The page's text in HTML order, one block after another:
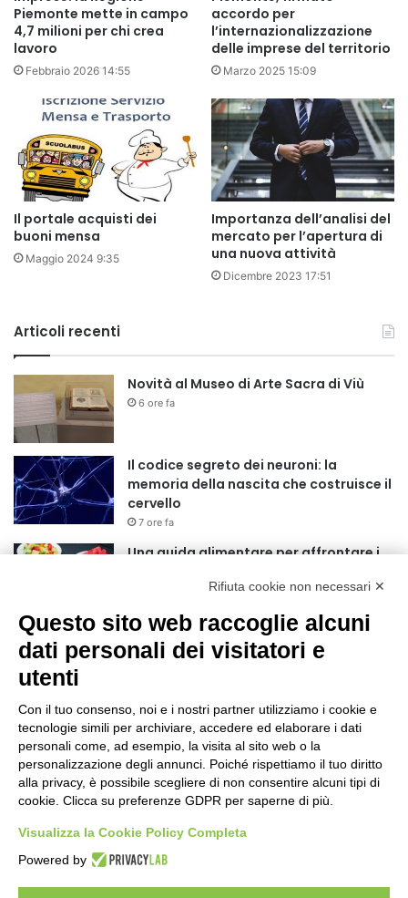
Piemonte mette in campo
4,7 milioni per chi crea
lavoro
Febbraio 2026 14:55
accordo per
l’internazionalizzazione
delle imprese del territorio
Marzo 2025 15:09
Il portale acquisti dei
buoni mensa
Maggio 2024 9:35
Importanza dell’analisi del
mercato per l’apertura di
una nuova attività
Dicembre 2023 17:51
Articoli recenti
Novità al Museo di Arte Sacra di Viù
6 ore fa
Il codice segreto dei neuroni: la
memoria della nascita che costruisce il
cervello
7 ore fa
Una guida alimentare per affrontare i
portare in tavola a Ferragosto
Basket Torino guarda al futuro:
accordo pluriennale con il giovane
Dalla Regione Piemonte 330 mila euro
per le caserme della Guardia di Finanza
13 ore fa
Sport: nove nuovi bandi presentati a
Coni, Federazioni ed Enti di Promozione
1 giorno fa
Rifiuta cookie non necessari ✕
Questo sito web raccoglie alcuni
dati personali dei visitatori e
utenti
Con il tuo consenso, noi e i nostri partner utilizziamo i cookie e
tecnologie simili per archiviare, accedere ed elaborare i dati
personali come, ad esempio, la visita al sito web o la
personalizzazione degli annunci. Poiché rispettiamo il tuo diritto
alla privacy, è possibile scegliere di non consentire alcuni tipi di
cookie. Clicca su preferenze GDPR per saperne di più.
Visualizza la Cookie Policy Completa
Powered by